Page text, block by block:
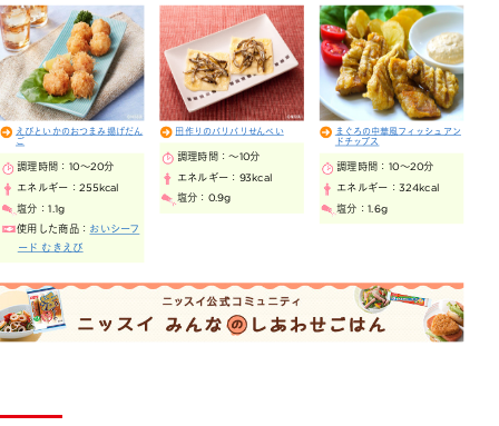
えびといかのおつまみ揚げだん
ご
調理時間： 10～20分
エネルギー：255kcal
塩分：1.1g
使用した商品： おいシーフ
ード むきえび
田作りのパリパリせんべい
調理時間：～10分
エネルギー： 93kcal
塩分： 0.9g
まぐろの中華風フィッシュアン
ドチップス
調理時間： 10～20分
エネルギー： 324kcal
塩分： 1.6g